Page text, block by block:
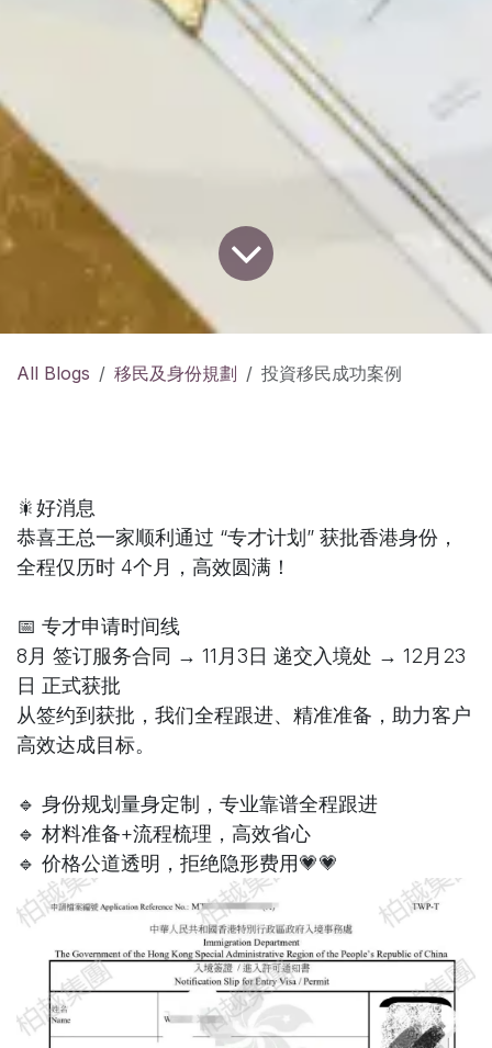
All Blogs 移民及身份規劃 投資移民成功案例
🎇好消息
恭喜王总一家顺利通过 “专才计划” 获批香港身份，
全程仅历时 4个月，高效圆满！
📅 专才申请时间线
8月 签订服务合同 → 11月3日 递交入境处 → 12月23
日 正式获批
从签约到获批，我们全程跟进、精准准备，助力客户
高效达成目标。
🔹 身份规划量身定制，专业靠谱全程跟进
🔹 材料准备+流程梳理，高效省心
🔹 价格公道透明，拒绝隐形费用💗💗